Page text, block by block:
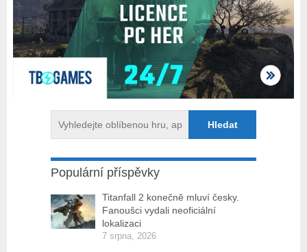
Populární příspěvky
Titanfall 2 konečně mluví česky.
Fanoušci vydali neoficiální
lokalizaci
7 srpna, 2026